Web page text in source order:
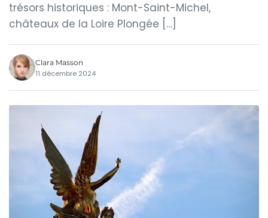
trésors historiques : Mont-Saint-Michel,
châteaux de la Loire Plongée […]
Clara Masson
11 décembre 2024